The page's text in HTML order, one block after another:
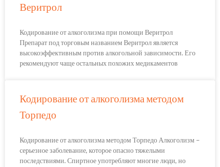
Веритрол
Кодирование от алкоголизма при помощи Веритрол
Препарат под торговым названием Веритрол является
высокоэффективным против алкогольной зависимости. Его
рекомендуют чаще остальных похожих медикаментов
Кодирование от алкоголизма методом
Торпедо
Кодирование от алкоголизма методом Торпедо Алкоголизм –
серьезное заболевание, которое опасно тяжелыми
последствиями. Спиртное употребляют многие люди, но